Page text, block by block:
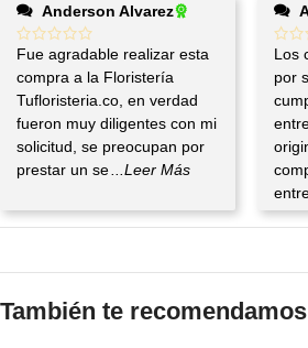
Anderson Alvarez
Fue agradable realizar esta
compra a la Floristería
Tufloristeria.co, en verdad
fueron muy diligentes con mi
solicitud, se preocupan por
prestar un se
...Leer Más
Los
por
También te